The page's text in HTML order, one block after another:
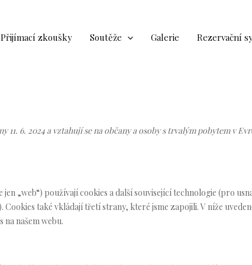
Přijímací zkoušky Soutěže Galerie Rezervační
11. 6. 2024 a vztahují se na občany a osoby s trvalým pobytem v
jen „web“) používají cookies a další související technologie (pro
Cookies také vkládají třetí strany, které jsme zapojili. V níže
našem webu.